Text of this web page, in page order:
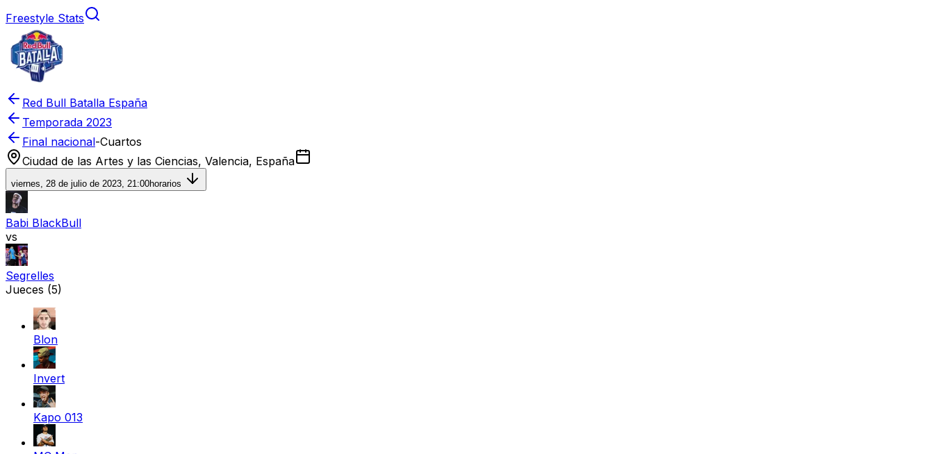
Freestyle Stats
Red Bull Batalla España
Temporada 2023
Final nacional-Cuartos
Ciudad de las Artes y las Ciencias, Valencia, España
viernes, 28 de julio de 2023, 21:00horarios
Babi BlackBull
vs
Segrelles
Jueces (5)
Blon
Invert
Kapo 013